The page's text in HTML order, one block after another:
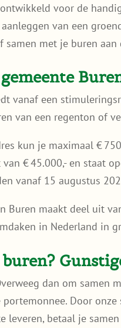
voor de
van een
samen met je buren
vanaf een
van een regenton of
kun je maximaal €
€ 45.000,- en staat
vanaf 15 augustus
Buren maakt deel uit
in Nederland in
buren?
dan om samen
portemonnee. Door
leveren, betaal je